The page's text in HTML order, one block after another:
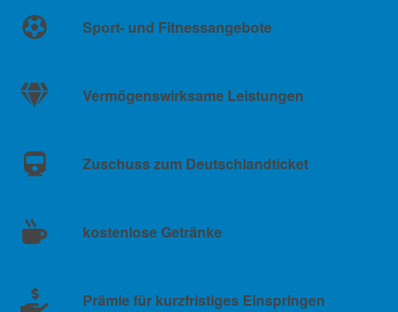
Sport- und Fitnessangebote
Vermögenswirksame Leistungen
Zuschuss zum Deutschlandticket
kostenlose Getränke
Prämie für kurzfristiges Einspringen